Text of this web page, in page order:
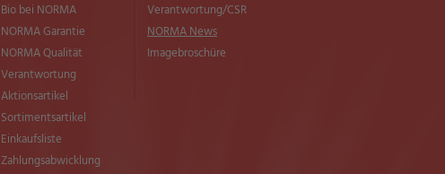
Bio bei NORMA
NORMA Garantie
NORMA Qualität
Verantwortung
Aktionsartikel
Sortimentsartikel
Einkaufsliste
Zahlungsabwicklung
Verantwortung/CSR
NORMA News
Imagebroschüre